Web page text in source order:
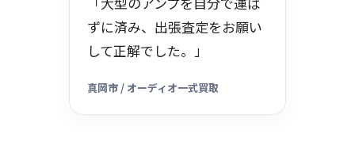
ずに済み、出張査定をお願い
して正解でした。」
真岡市 / オーディオ一式買取